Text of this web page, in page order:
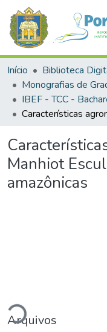
Início
Monografias de
Manhiot
amazônicas
Carregando...
Arquivos